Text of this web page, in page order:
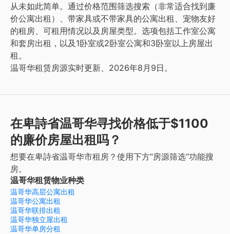
从未如此简单。通过价格范围筛选搜索（非常适合找到廉
价公寓出租）、带家具或不带家具的公寓出租、宠物友好
的租房、可租用情况以及房屋类型。选项包括工作室公寓
和套房出租，以及1卧室或2卧室公寓和3卧室以上房屋出
租。
温哥华租赁房源实时更新、2026年8月9日。
在卑詩省温哥华寻找价格低于$1100
的廉价房屋出租吗？
想要在卑詩省温哥华市租房？使用下方“房源筛选”功能搜
房。
温哥华租赁物业种类
温哥华高层公寓出租
温哥华公寓出租
温哥华联排出租
温哥华独立屋出租
温哥华单房分租